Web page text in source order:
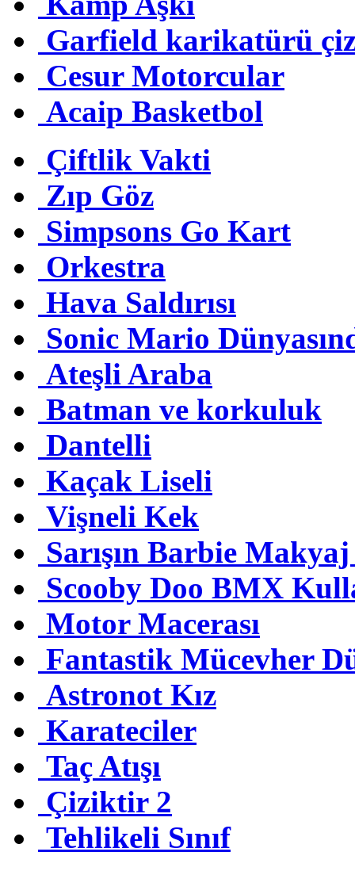
Garfield karikatürü
Cesur Motorcular
Acaip Basketbol
Çiftlik Vakti
Zıp Göz
Simpsons Go Kart
Orkestra
Hava Saldırısı
Sonic Mario
Ateşli Araba
Batman ve korkuluk
Dantelli
Kaçak Liseli
Vişneli Kek
Sarışın Barbie
Scooby Doo BMX
Motor Macerası
Fantastik Mücevher
Astronot Kız
Karateciler
Taç Atışı
Çiziktir 2
Tehlikeli Sınıf